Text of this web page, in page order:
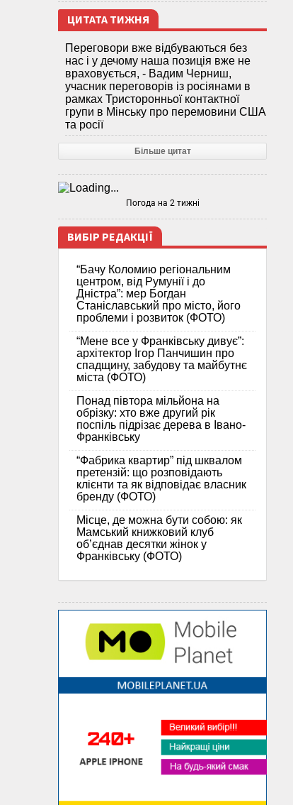
ЦИТАТА ТИЖНЯ
Переговори вже відбуваються без
нас і у дечому наша позиція вже не
враховується, - Вадим Черниш,
учасник переговорів із росіянами в
рамках Тристоронньої контактної
групи в Мінську про перемовини США
та росії
Більше цитат
Погода на 2 тижні
ВИБІР РЕДАКЦІЇ
“Бачу Коломию регіональним
центром, від Румунії і до
Дністра”: мер Богдан
Станіславський про місто, його
проблеми і розвиток (ФОТО)
“Мене все у Франківську дивує”:
архітектор Ігор Панчишин про
спадщину, забудову та майбутнє
міста (ФОТО)
Понад півтора мільйона на
обрізку: хто вже другий рік
поспіль підрізає дерева в Івано-
Франківську
“Фабрика квартир” під шквалом
претензій: що розповідають
клієнти та як відповідає власник
бренду (ФОТО)
Місце, де можна бути собою: як
Мамський книжковий клуб
об’єднав десятки жінок у
Франківську (ФОТО)